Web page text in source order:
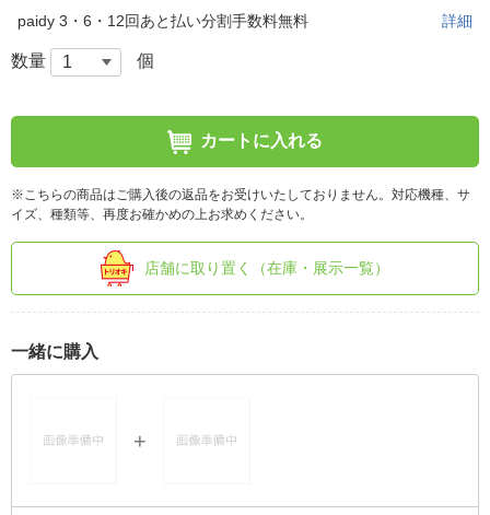
paidy 3・6・12回あと払い分割手数料無料 詳細
数量 個
カートに入れる
※こちらの商品はご購入後の返品をお受けいたしておりません。対応機種、サ
イズ、種類等、再度お確かめの上お求めください。
店舗に取り置く（在庫・展示一覧）
一緒に購入